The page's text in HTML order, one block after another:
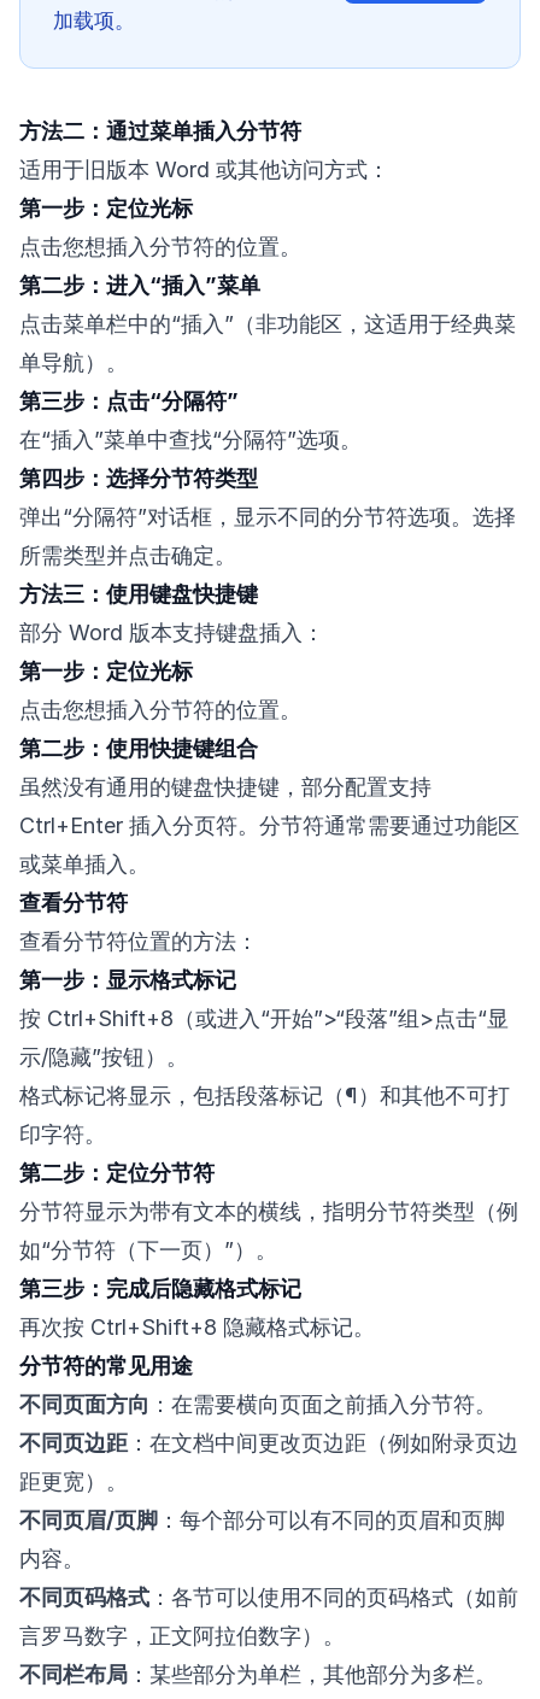
加载项。
方法二：通过菜单插入分节符
适用于旧版本 Word 或其他访问方式：
第一步：定位光标
点击您想插入分节符的位置。
第二步：进入“插入”菜单
点击菜单栏中的“插入”（非功能区，这适用于经典菜
单导航）。
第三步：点击“分隔符”
在“插入”菜单中查找“分隔符”选项。
第四步：选择分节符类型
弹出“分隔符”对话框，显示不同的分节符选项。选择
所需类型并点击确定。
方法三：使用键盘快捷键
部分 Word 版本支持键盘插入：
第一步：定位光标
点击您想插入分节符的位置。
第二步：使用快捷键组合
虽然没有通用的键盘快捷键，部分配置支持
Ctrl+Enter 插入分页符。分节符通常需要通过功能区
或菜单插入。
查看分节符
查看分节符位置的方法：
第一步：显示格式标记
按 Ctrl+Shift+8（或进入“开始”>“段落”组>点击“显
示/隐藏”按钮）。
格式标记将显示，包括段落标记（¶）和其他不可打
印字符。
第二步：定位分节符
分节符显示为带有文本的横线，指明分节符类型（例
如“分节符（下一页）”）。
第三步：完成后隐藏格式标记
再次按 Ctrl+Shift+8 隐藏格式标记。
分节符的常见用途
不同页面方向 ：在需要横向页面之前插入分节符。
不同页边距 ：在文档中间更改页边距（例如附录页边
距更宽）。
不同页眉/页脚 ：每个部分可以有不同的页眉和页脚
内容。
不同页码格式 ：各节可以使用不同的页码格式（如前
言罗马数字，正文阿拉伯数字）。
不同栏布局 ：某些部分为单栏，其他部分为多栏。